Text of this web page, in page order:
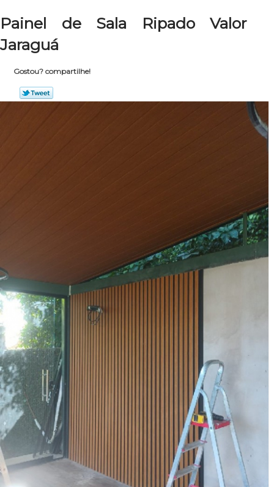
Painel de Sala Ripado Valor
Jaraguá
Gostou? compartilhe!